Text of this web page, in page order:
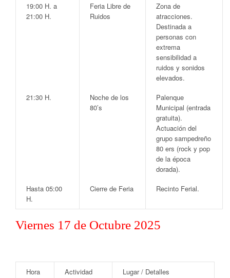
19:00 H. a
21:00 H.
Feria Libre de
Ruidos
Zona de
atracciones.
Destinada a
personas con
extrema
sensibilidad a
ruidos y sonidos
elevados.
21:30 H.
Noche de los
80’s
Palenque
Municipal (entrada
gratuita).
Actuación del
grupo sampedreño
80 ers (rock y pop
de la época
dorada).
Hasta 05:00
H.
Cierre de Feria Recinto Ferial.
Viernes 17 de Octubre 2025
Hora Actividad
Lugar / Detalles